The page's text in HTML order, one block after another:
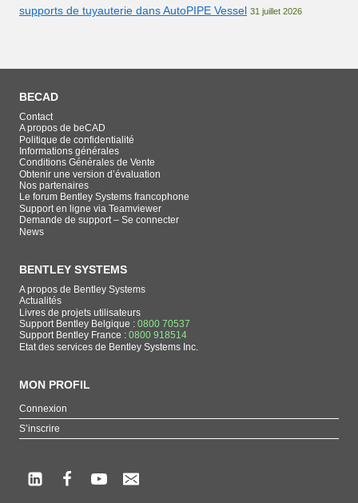
supports de tuyauterie dans AutoPIPE Vessel 31 juillet 2026
BECAD
Contact
A propos de beCAD
Politique de confidentialité
Informations générales
Conditions Générales de Vente
Obtenir une version d’évaluation
Nos partenaires
Le forum Bentley Systems francophone
Support en ligne via Teamviewer
Demande de support – Se connecter
News
BENTLEY SYSTEMS
A propos de Bentley Systems
Actualités
Livres de projets utilisateurs
Support Bentley Belgique : 0800 70537
Support Bentley France : 0800 918514
Etat des services de Bentley Systems Inc.
MON PROFIL
Connexion
S’inscrire